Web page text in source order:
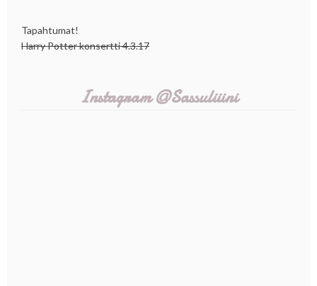
Tapahtumat!
Harry Potter konsertti 4.3.17
Instagram @Sassuliiini